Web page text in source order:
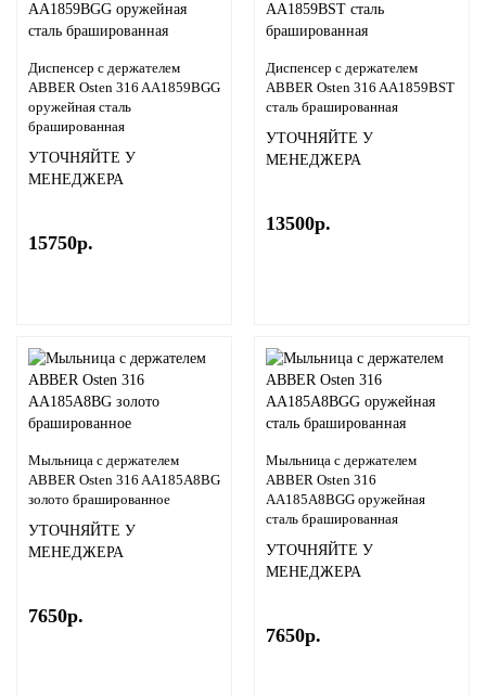
Диспенсер с держателем
ABBER Osten 316 AA1859BGG
оружейная сталь
брашированная
УТОЧНЯЙТЕ У
МЕНЕДЖЕРА
15750р.
Диспенсер с держателем
ABBER Osten 316 AA1859BST
сталь брашированная
УТОЧНЯЙТЕ У
МЕНЕДЖЕРА
13500р.
Мыльница с держателем
ABBER Osten 316 AA185A8BG
золото брашированное
УТОЧНЯЙТЕ У
МЕНЕДЖЕРА
7650р.
Мыльница с держателем
ABBER Osten 316
AA185A8BGG оружейная
сталь брашированная
УТОЧНЯЙТЕ У
МЕНЕДЖЕРА
7650р.